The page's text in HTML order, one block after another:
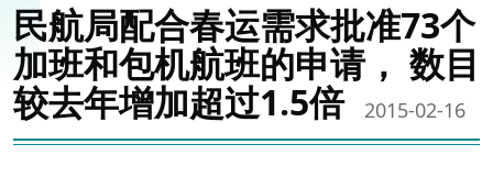
民航局配合春运需求批准73个
加班和包机航班的申请， 数目
较去年增加超过1.5倍
2015-02-16